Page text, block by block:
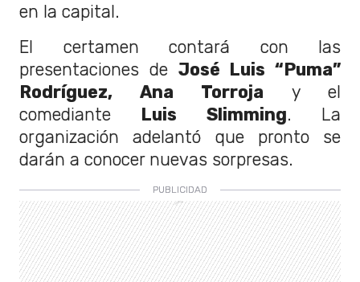
en la capital.
El certamen contará con las
presentaciones de José Luis “Puma”
Rodríguez, Ana Torroja y el
comediante Luis Slimming. La
organización adelantó que pronto se
darán a conocer nuevas sorpresas.